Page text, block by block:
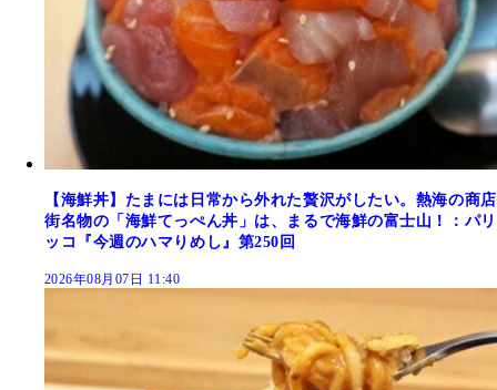
【海鮮丼】たまには日常から外れた贅沢がしたい。熱海の商店
街名物の「海鮮てっぺん丼」は、まるで海鮮の富士山！：パリ
ッコ『今週のハマりめし』第250回
2026年08月07日 11:40